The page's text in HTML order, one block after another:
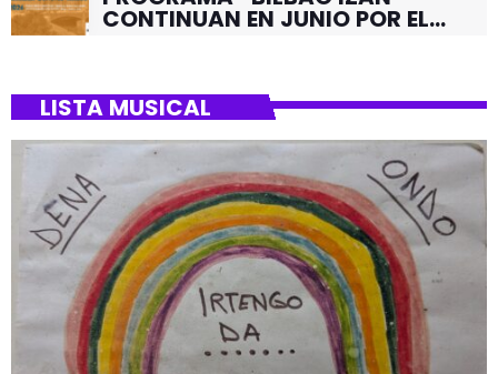
CONTINUAN EN JUNIO POR EL
LISTA MUSICAL